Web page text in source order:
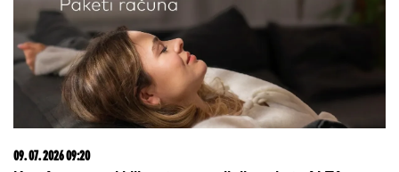
UKRAJINA NIJE PRIZNALA KOSOVO: Vučić najavio
posetu Zelenskog